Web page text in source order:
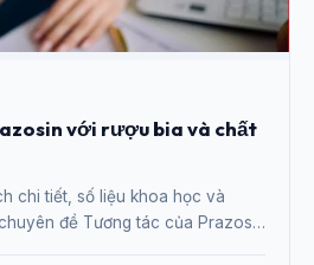
với rượu bia và chất
chi tiết, số liệu khoa học và
đề Tương tác của Prazosin